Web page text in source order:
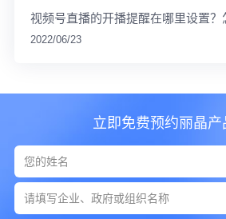
视频号直播的开播提醒在哪里设置？
2022/06/23
立即免费预约丽晶产